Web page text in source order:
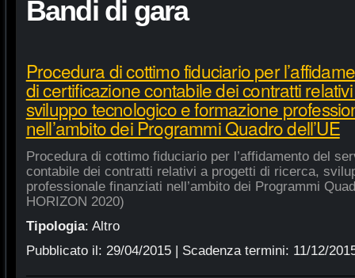
Bandi di gara
Procedura di cottimo fiduciario per
di certificazione contabile dei contratti
sviluppo tecnologico e formazione
nell’ambito dei Programmi Quadro dell’UE
Procedura di cottimo fiduciario per l’affidamento del
contabile dei contratti relativi a progetti di ricerca,
professionale finanziati nell’ambito dei Programmi
HORIZON 2020)
Tipologia: Altro
Pubblicato il: 29/04/2015| Scadenza termini: 11/12/